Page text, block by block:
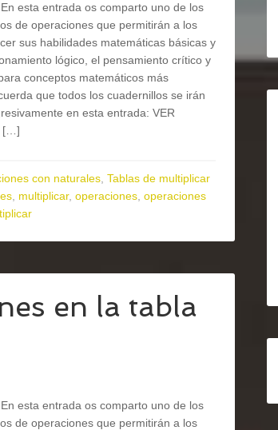
esta entrada os comparto uno de los
de operaciones que permitirán a los
sus habilidades matemáticas básicas y
lógico, el pensamiento crítico y
conceptos matemáticos más
que todos los cuadernillos se irán
en esta entrada: VER
[…]
con naturales Tablas de multiplicar
multiplicar, operaciones operaciones
en la tabla
esta entrada os comparto uno de los
de operaciones que permitirán a los